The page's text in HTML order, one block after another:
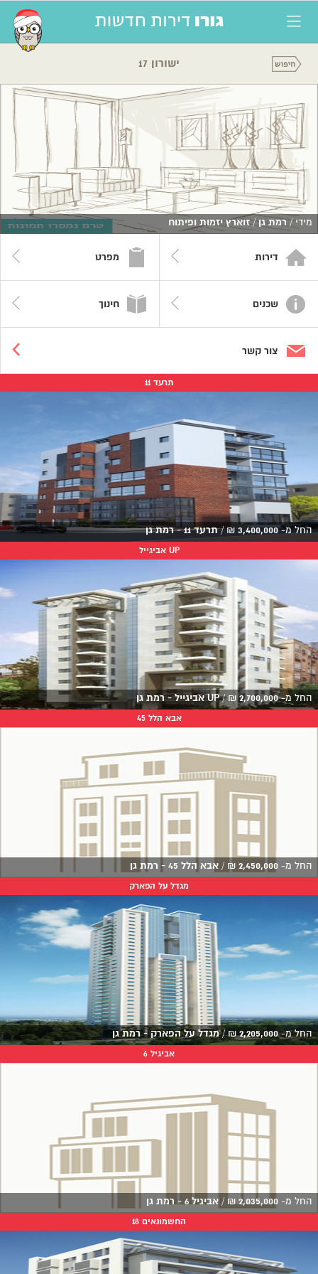
ישורון 17
מידי /רמת גן/זוארץ יזמות ופיתוח
דירות מפרט
שכנים חינוך
צור קשר
תרעד 11
החל מ- 3,400,000
₪
/תרעד 11 - רמת גן
UP אביגייל
החל מ-2,700,000
₪
/UP אביגייל - רמת גן
אבא הלל 45
החל מ- 2,450,000
₪
/ אבא הלל 45 - רמת גן
מגדל על הפארק
החל מ-2,205,000
₪
/מגדל על הפארק - רמת גן
אביגיל 6
החל מ- 2,035,000
₪
/ אביגיל 6 - רמת גן
החשמונאים 18